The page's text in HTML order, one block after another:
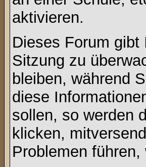
aktivieren.
Dieses Forum
Sitzung zu
bleiben, während
diese
sollen, so werden
klicken,
Problemen